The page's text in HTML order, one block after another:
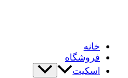
خانه
فروشگاه
اسکیت